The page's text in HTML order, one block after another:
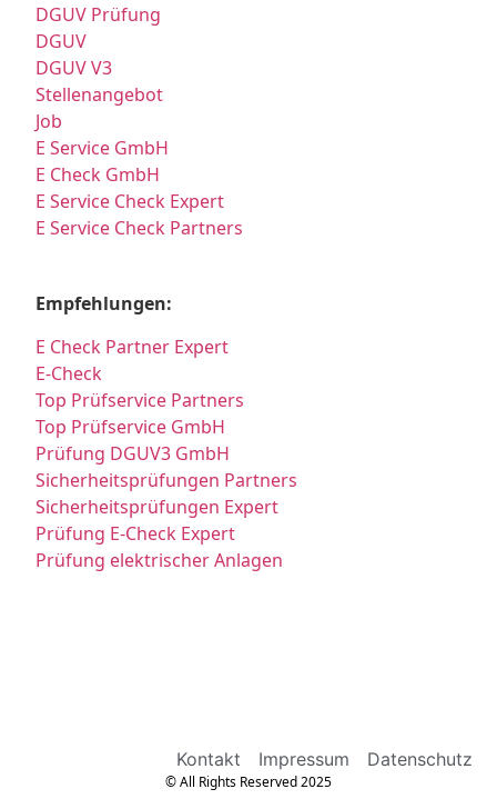
DGUV Prüfung
DGUV
DGUV V3
Stellenangebot
Job
E Service GmbH
E Check GmbH
E Service Check Expert
E Service Check Partners
Empfehlungen:
E Check Partner Expert
E-Check
Top Prüfservice Partners
Top Prüfservice GmbH
Prüfung DGUV3 GmbH
Sicherheitsprüfungen Partners
Sicherheitsprüfungen Expert
Prüfung E-Check Expert
Prüfung elektrischer Anlagen
Kontakt Impressum Datenschutz
© All Rights Reserved 2025